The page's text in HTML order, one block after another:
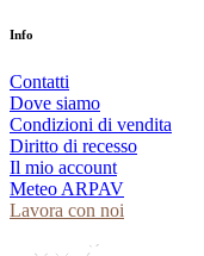
Info
Contatti
Dove siamo
Condizioni di vendita
Diritto di recesso
Il mio account
Meteo ARPAV
Lavora con noi